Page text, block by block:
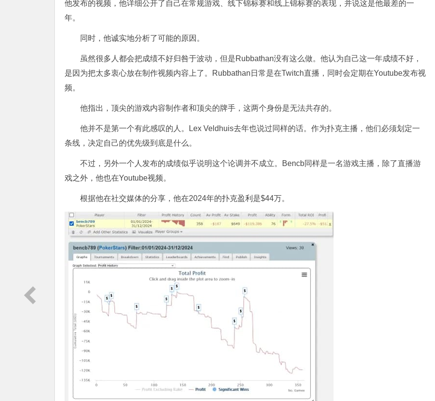
他发布的视频，他详细公开了自己在常规游戏、线下锦标赛和线上锦标赛的表现，并说这是他最差的一
年。
同时，他诚实地分析了可能的原因。
虽然很多人都会把成绩不好归咎于波动，但是Rubbathan没有这么做。他认为自己这一年成绩不好，
是因为把太多衷心放在制作视频内容上了。Rubbathan日常是在Twitch直播，同时会定期在Youtube发布视
频。
他指出，顶尖的游戏内容制作者和顶尖的牌手，这两个身份是无法共存的。
他并不是第一个有此感叹的人。Lex Veldhuis去年也说过同样的话。作为扑克主播，他们必须划定一
条线，决定自己的优先级到底是什么。
不过，另外一个人发布的成绩似乎说明这个论调并不成立。Bencb同样是一名游戏主播，除了直播游
戏之外，他也在Youtube视频。
根据他在社交媒体的分享，他在2024年的扑克盈利是$44万。